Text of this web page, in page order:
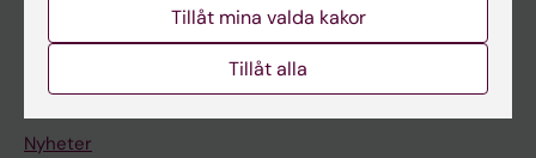
Nyheter
Tillåt mina valda kakor
Tillåt alla